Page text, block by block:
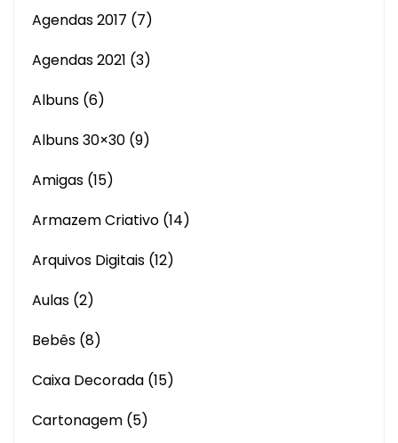
Agendas 2017 (7)
Agendas 2021 (3)
Albuns (6)
Albuns 30×30 (9)
Amigas (15)
Armazem Criativo (14)
Arquivos Digitais (12)
Aulas (2)
Bebês (8)
Caixa Decorada (15)
Cartonagem (5)